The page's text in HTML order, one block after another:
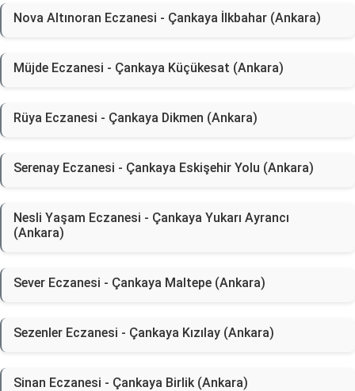
Nova Altınoran Eczanesi - Çankaya İlkbahar (Ankara)
Müjde Eczanesi - Çankaya Küçükesat (Ankara)
Rüya Eczanesi - Çankaya Dikmen (Ankara)
Serenay Eczanesi - Çankaya Eskişehir Yolu (Ankara)
Nesli Yaşam Eczanesi - Çankaya Yukarı Ayrancı
(Ankara)
Sever Eczanesi - Çankaya Maltepe (Ankara)
Sezenler Eczanesi - Çankaya Kızılay (Ankara)
Sinan Eczanesi - Çankaya Birlik (Ankara)